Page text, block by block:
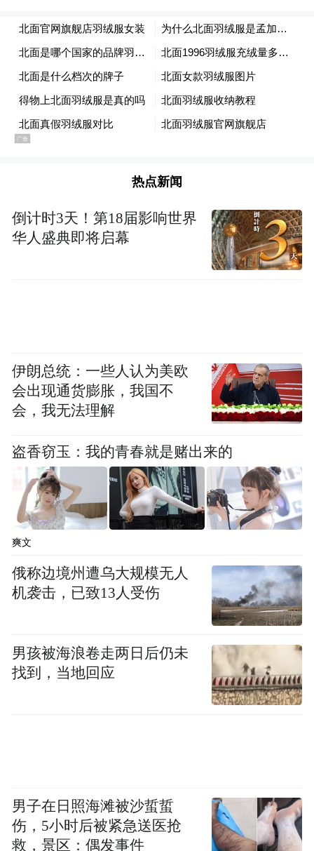
热点新闻
倒计时3天！第18届影响世界
华人盛典即将启幕
伊朗总统：一些人认为美欧
会出现通货膨胀，我国不
会，我无法理解
盗香窃玉：我的青春就是赌出来的
爽文
俄称边境州遭乌大规模无人
机袭击，已致13人受伤
男孩被海浪卷走两日后仍未
找到，当地回应
男子在日照海滩被沙蜇蜇
伤，5小时后被紧急送医抢
救，景区：偶发事件